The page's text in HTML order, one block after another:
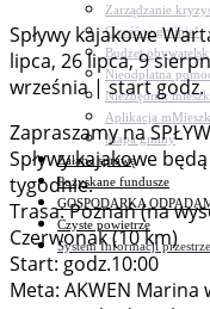
Zarządzanie
C.ześć w gminie!
Budżet obywatelski
Nieodpłatna
Niezbędnik
Aplikacja
Mapa gminy
Załatw sprawę
Pozyskane fundusze
GOSPODARKA
Czyste powietrze
System Informacji
Spływy kajakowe
lipca, 26 lipca, 9
września | start godz.
Zapraszamy na
Spływy kajakowe
tygodnie.
Trasa: Poznań (na
Czerwonak (10 km)
Start: godz.10:00
Meta: AKWEN Marina